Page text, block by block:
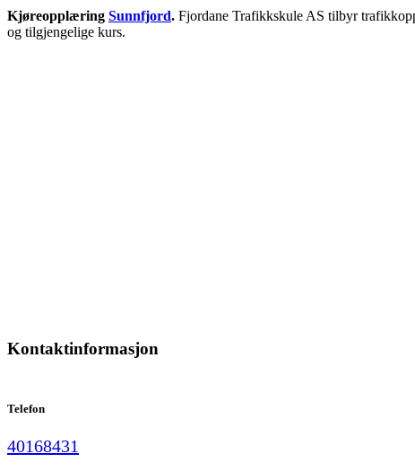
Kjøreopplæring Sunnfjord. Fjordane Trafikkskule AS tilbyr
og tilgjengelige kurs.
Kontaktinformasjon
Telefon
40168431